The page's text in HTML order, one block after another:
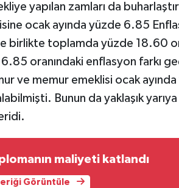
yapılan zamları da
ocak ayında yüzde 6.85
birlikte toplamda yüzde 18.60
oranındaki enflasyon farkı
ve memur emeklisi ocak
Bunun da yaklaşık yarıya
maliyeti katlandı
Görüntüle